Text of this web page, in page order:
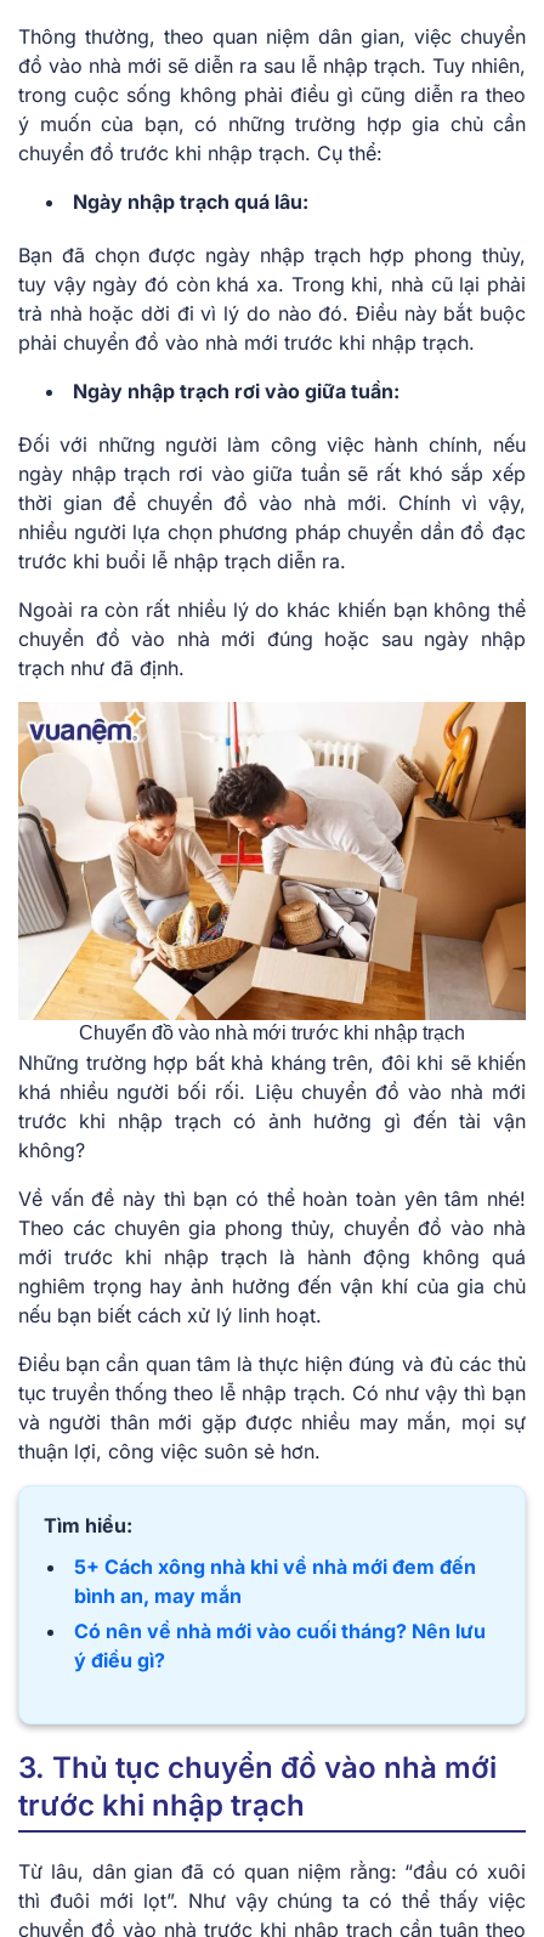
Thông thường, theo quan niệm dân gian, việc chuyển
đồ vào nhà mới sẽ diễn ra sau lễ nhập trạch. Tuy nhiên,
trong cuộc sống không phải điều gì cũng diễn ra theo
ý muốn của bạn, có những trường hợp gia chủ cần
chuyển đồ trước khi nhập trạch. Cụ thể:
Ngày nhập trạch quá lâu:
Bạn đã chọn được ngày nhập trạch hợp phong thủy,
tuy vậy ngày đó còn khá xa. Trong khi, nhà cũ lại phải
trả nhà hoặc dời đi vì lý do nào đó. Điều này bắt buộc
phải chuyển đồ vào nhà mới trước khi nhập trạch.
Ngày nhập trạch rơi vào giữa tuần:
Đối với những người làm công việc hành chính, nếu
ngày nhập trạch rơi vào giữa tuần sẽ rất khó sắp xếp
thời gian để chuyển đồ vào nhà mới. Chính vì vậy,
nhiều người lựa chọn phương pháp chuyển dần đồ đạc
trước khi buổi lễ nhập trạch diễn ra.
Ngoài ra còn rất nhiều lý do khác khiến bạn không thể
chuyển đồ vào nhà mới đúng hoặc sau ngày nhập
trạch như đã định.
Chuyển đồ vào nhà mới trước khi nhập trạch
Những trường hợp bất khả kháng trên, đôi khi sẽ khiến
khá nhiều người bối rối. Liệu chuyển đồ vào nhà mới
trước khi nhập trạch có ảnh hưởng gì đến tài vận
không?
Về vấn đề này thì bạn có thể hoàn toàn yên tâm nhé!
Theo các chuyên gia phong thủy, chuyển đồ vào nhà
mới trước khi nhập trạch là hành động không quá
nghiêm trọng hay ảnh hưởng đến vận khí của gia chủ
nếu bạn biết cách xử lý linh hoạt.
Điều bạn cần quan tâm là thực hiện đúng và đủ các thủ
tục truyền thống theo lễ nhập trạch. Có như vậy thì bạn
và người thân mới gặp được nhiều may mắn, mọi sự
thuận lợi, công việc suôn sẻ hơn.
Tìm hiểu:
5+ Cách xông nhà khi về nhà mới đem đến
bình an, may mắn
Có nên về nhà mới vào cuối tháng? Nên lưu
ý điều gì?
3. Thủ tục chuyển đồ vào nhà mới
trước khi nhập trạch
Từ lâu, dân gian đã có quan niệm rằng: “đầu có xuôi
thì đuôi mới lọt”. Như vậy chúng ta có thể thấy việc
chuyển đồ vào nhà trước khi nhập trạch cần tuân theo